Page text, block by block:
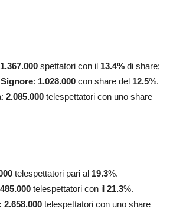
1.367.000 spettatori con il 13.4% di share;
: 1.028.000 con share del 12.5%.
: 2.085.000 telespettatori con uno share
telespettatori pari al 19.3%.
telespettatori con il 21.3%.
telespettatori con uno share